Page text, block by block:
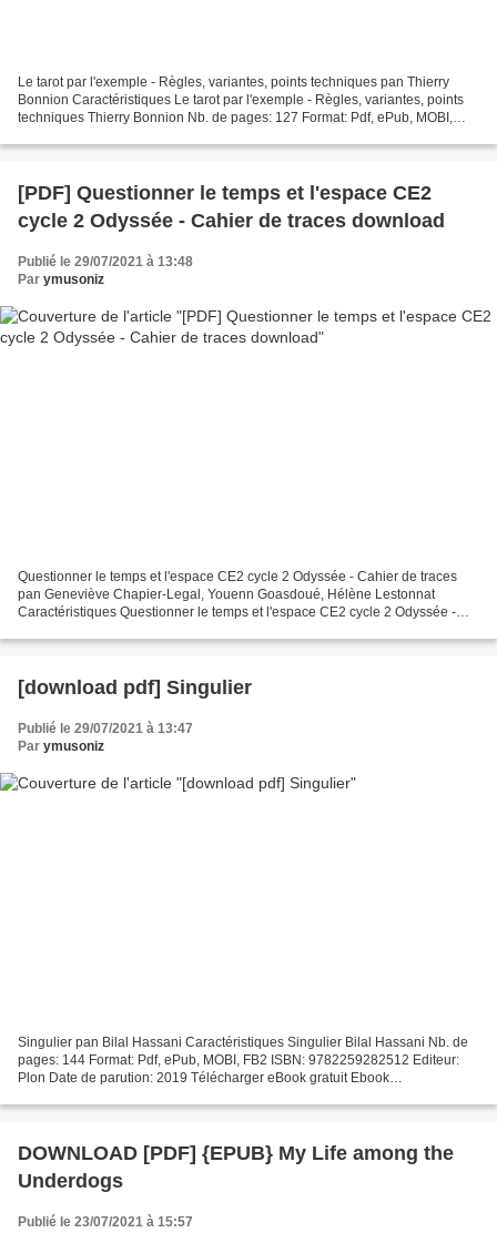
Le tarot par l'exemple - Règles, variantes, points techniques pan Thierry
Bonnion Caractéristiques Le tarot par l'exemple - Règles, variantes, points
techniques Thierry Bonnion Nb. de pages: 127 Format: Pdf, ePub, MOBI,
[PDF] Questionner le temps et l'espace CE2
cycle 2 Odyssée - Cahier de traces download
Publié le 29/07/2021 à 13:48
Par ymusoniz
Questionner le temps et l'espace CE2 cycle 2 Odyssée - Cahier de traces
pan Geneviève Chapier-Legal, Youenn Goasdoué, Hélène Lestonnat
Caractéristiques Questionner le temps et l'espace CE2 cycle 2 Odyssée -
[download pdf] Singulier
Publié le 29/07/2021 à 13:47
Par ymusoniz
Singulier pan Bilal Hassani Caractéristiques Singulier Bilal Hassani Nb. de
pages: 144 Format: Pdf, ePub, MOBI, FB2 ISBN: 9782259282512 Editeur:
Plon Date de parution: 2019 Télécharger eBook gratuit Ebook
DOWNLOAD [PDF] {EPUB} My Life among the
Underdogs
Publié le 23/07/2021 à 15:57